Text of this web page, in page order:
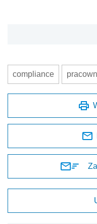
compliance